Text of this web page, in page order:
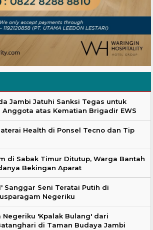
Jambi Jatuhi Sanksi Tegas untuk
Anggota atas Kematian Brigadir EWS
Health di Ponsel Tecno dan Tip
di Sabak Timur Ditutup, Warga Bantah
Bekingan Aparat
Sanggar Seni Teratai Putih di
Negeriku
Negeriku 'Kpalak Bulang' dari
di Taman Budaya Jambi